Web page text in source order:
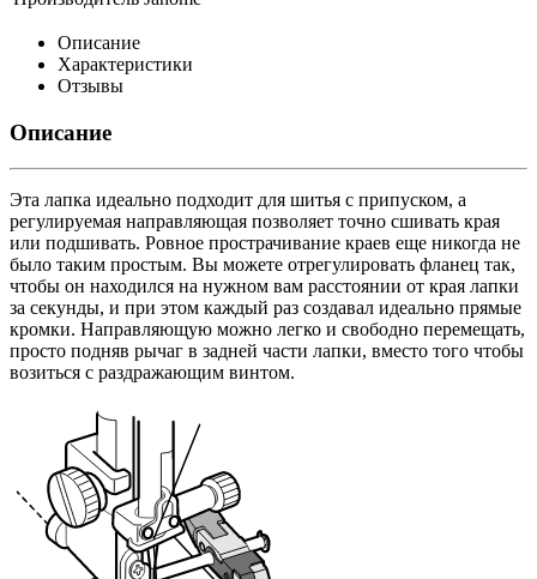
Описание
Характеристики
Отзывы
Описание
Эта лапка идеально подходит для шитья с припуском, а
регулируемая направляющая позволяет точно сшивать края
или подшивать. Ровное прострачивание краев еще никогда не
было таким простым. Вы можете отрегулировать фланец так,
чтобы он находился на нужном вам расстоянии от края лапки
за секунды, и при этом каждый раз создавал идеально прямые
кромки. Направляющую можно легко и свободно перемещать,
просто подняв рычаг в задней части лапки, вместо того чтобы
возиться с раздражающим винтом.